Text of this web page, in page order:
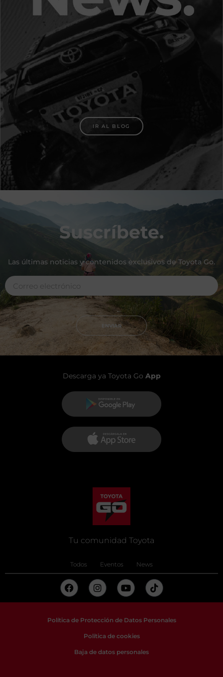
IR AL BLOG
Suscríbete.
Las últimas noticias y contenidos exclusivos de Toyota Go.
ENVIAR
Descarga ya Toyota Go App
Tu comunidad Toyota
Todos Eventos News
Política de Protección de Datos Personales
Política de cookies
Baja de datos personales